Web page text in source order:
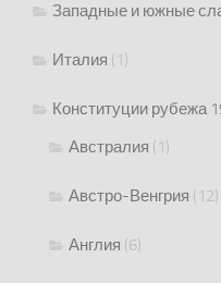
Западные и южные
Италия (1)
Конституции рубежа
Австралия (1)
Австро-Венгрия (12)
Англия (6)